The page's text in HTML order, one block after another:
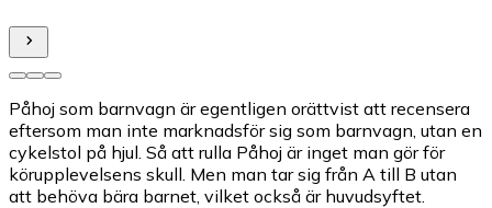
Påhoj som barnvagn är egentligen orättvist att recensera
eftersom man inte marknadsför sig som barnvagn, utan en
cykelstol på hjul. Så att rulla Påhoj är inget man gör för
körupplevelsens skull. Men man tar sig från A till B utan
att behöva bära barnet, vilket också är huvudsyftet.